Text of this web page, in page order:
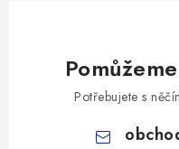
Potřebujete s